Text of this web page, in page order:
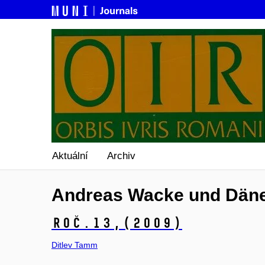
Aktuální Archiv
Andreas Wacke und
Roč.13, (2009)
Ditlev Tamm